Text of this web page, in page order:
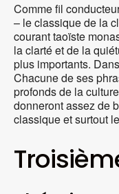
Comme fil
– le classique de la
courant taoïste
la clarté et de la
plus importants.
Chacune de ses
profonds de la
donneront assez de
classique et surtout